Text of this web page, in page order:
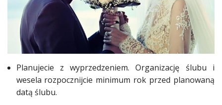
Zakupy
Kultura
ekspertów
Strefa
Blogerek
Planujecie z wyprzedzeniem. Organizację ślubu i
wesela rozpocznijcie minimum rok przed planowaną
datą ślubu.